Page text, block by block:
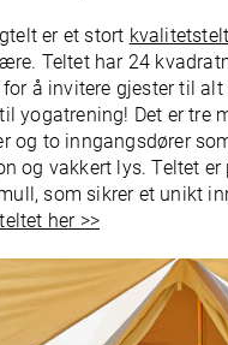
er et stort kvalitetstelt
Teltet har 24
å invitere gjester til alt
yogatrening! Det er tre
og to inngangsdører
og vakkert lys. Teltet er
som sikrer et unikt
her >>